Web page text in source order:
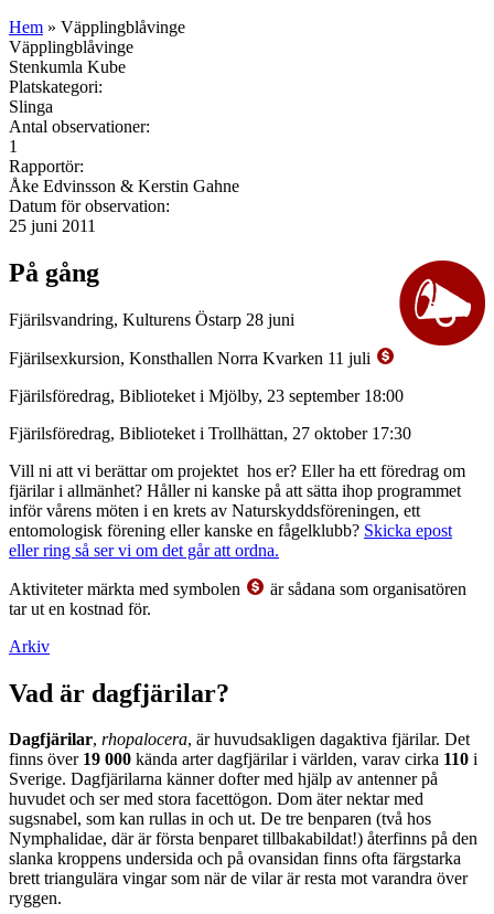
Hem » Väpplingblåvinge
Väpplingblåvinge
Stenkumla Kube
Platskategori:
Slinga
Antal observationer:
1
Rapportör:
Åke Edvinsson & Kerstin Gahne
Datum för observation:
25 juni 2011
På gång
Fjärilsvandring, Kulturens Östarp 28 juni
Fjärilsexkursion, Konsthallen Norra Kvarken 11 juli
Fjärilsföredrag, Biblioteket i Mjölby, 23 september 18:00
Fjärilsföredrag, Biblioteket i Trollhättan, 27 oktober 17:30
Vill ni att vi berättar om projektet hos er? Eller ha ett föredrag om
fjärilar i allmänhet? Håller ni kanske på att sätta ihop programmet
inför vårens möten i en krets av Naturskyddsföreningen, ett
entomologisk förening eller kanske en fågelklubb? Skicka epost
eller ring så ser vi om det går att ordna.
Aktiviteter märkta med symbolen
är sådana som organisatören
tar ut en kostnad för.
Arkiv
Vad är dagfjärilar?
Dagfjärilar, rhopalocera, är huvudsakligen dagaktiva fjärilar. Det
finns över 19 000 kända arter dagfjärilar i världen, varav cirka 110 i
Sverige. Dagfjärilarna känner dofter med hjälp av antenner på
huvudet och ser med stora facettögon. Dom äter nektar med
sugsnabel, som kan rullas in och ut. De tre benparen (två hos
Nymphalidae, där är första benparet tillbakabildat!) återfinns på den
slanka kroppens undersida och på ovansidan finns ofta färgstarka
brett triangulära vingar som när de vilar är resta mot varandra över
ryggen.